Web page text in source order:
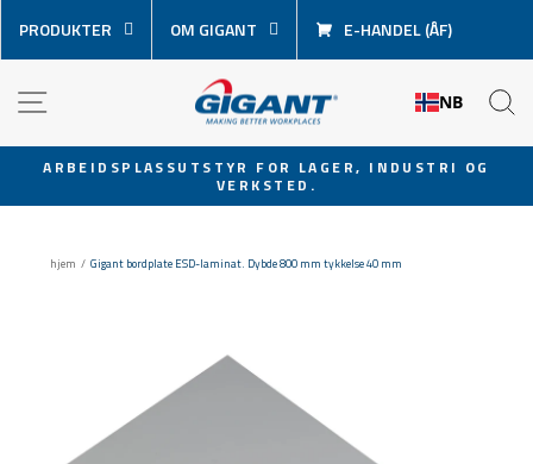
over
innhold
PRODUKTER OM GIGANT E-HANDEL (ÅF)
NB
Sett
pause
ARBEIDSPLASSUTSTYR FOR LAGER, INDUSTRI OG
VERKSTED.
hjem / Gigant bordplate ESD-laminat. Dybde 800 mm tykkelse 40 mm